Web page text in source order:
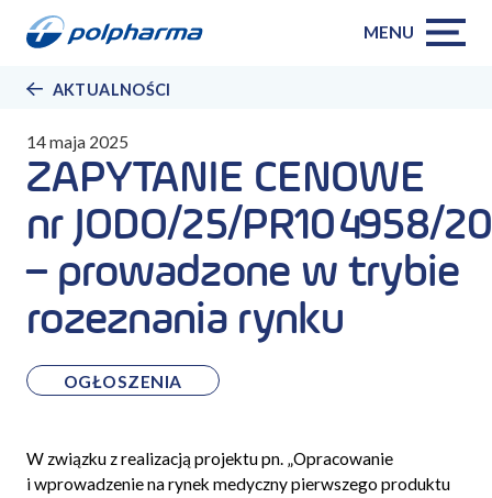
MENU
AKTUALNOŚCI
14 maja 2025
ZAPYTANIE CENOWE
nr JODO/25/PR104958/
– prowadzone w trybie
rozeznania rynku
OGŁOSZENIA
W związku z realizacją projektu pn. „Opracowanie
i wprowadzenie na rynek medyczny pierwszego produktu